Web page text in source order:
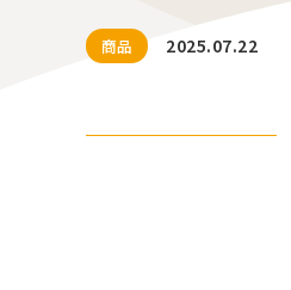
商品 2025.07.22